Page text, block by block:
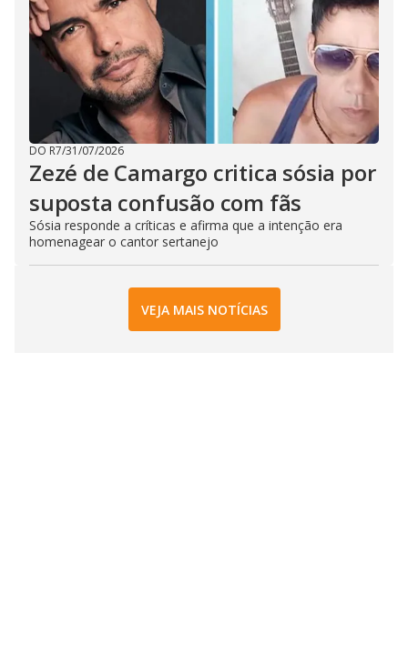
DO R7/31/07/2026
Zezé de Camargo critica sósia por
suposta confusão com fãs
Sósia responde a críticas e afirma que a intenção era
homenagear o cantor sertanejo
VEJA MAIS NOTÍCIAS